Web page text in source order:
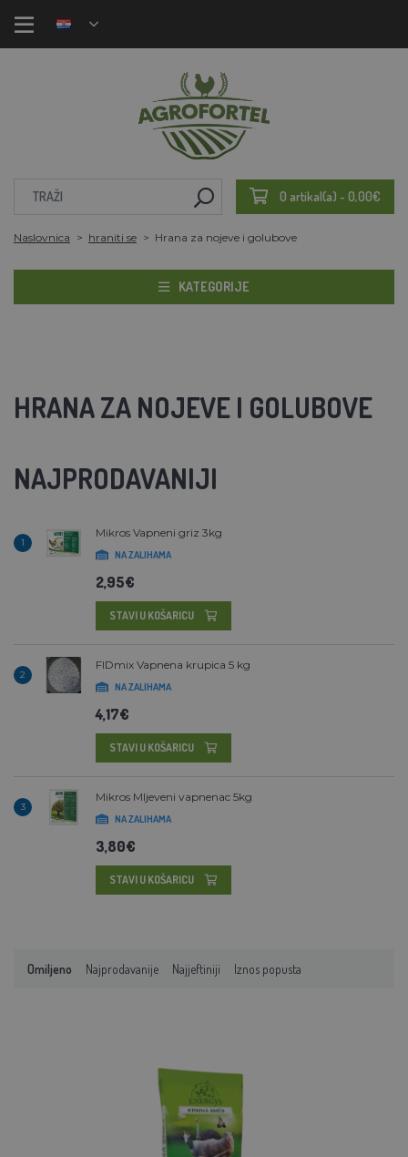
0 artikal(a) - 0,00€
Naslovnica hraniti se Hrana za nojeve i golubove
KATEGORIJE
HRANA ZA NOJEVE I GOLUBOVE
NAJPRODAVANIJI
1
Mikros Vapneni griz 3kg
NA ZALIHAMA
2,95€
STAVI U KOŠARICU
2
FIDmix Vapnena krupica 5 kg
NA ZALIHAMA
4,17€
STAVI U KOŠARICU
3
Mikros Mljeveni vapnenac 5kg
NA ZALIHAMA
3,80€
STAVI U KOŠARICU
Omiljeno Najprodavanije Najjeftiniji Iznos popusta